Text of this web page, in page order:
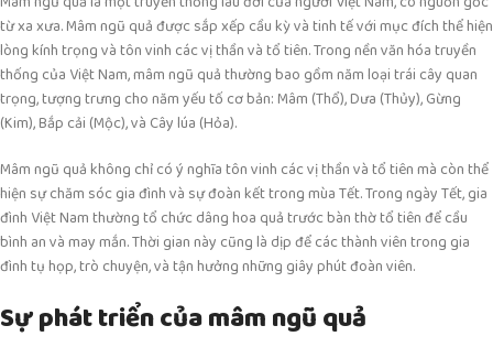
từ xa xưa. Mâm ngũ quả được sắp xếp cầu kỳ và tinh tế với mục đích thể hiện
lòng kính trọng và tôn vinh các vị thần và tổ tiên. Trong nền văn hóa truyền
thống của Việt Nam, mâm ngũ quả thường bao gồm năm loại trái cây quan
trọng, tượng trưng cho năm yếu tố cơ bản: Mâm (Thổ), Dưa (Thủy), Gừng
(Kim), Bắp cải (Mộc), và Cây lúa (Hỏa).
Mâm ngũ quả không chỉ có ý nghĩa tôn vinh các vị thần và tổ tiên mà còn thể
hiện sự chăm sóc gia đình và sự đoàn kết trong mùa Tết. Trong ngày Tết, gia
đình Việt Nam thường tổ chức dâng hoa quả trước bàn thờ tổ tiên để cầu
bình an và may mắn. Thời gian này cũng là dịp để các thành viên trong gia
đình tụ họp, trò chuyện, và tận hưởng những giây phút đoàn viên.
Sự phát triển của mâm ngũ quả